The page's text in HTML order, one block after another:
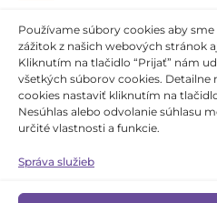
Používame súbory cookies aby sme
zážitok z našich webových stránok
Kliknutím na tlačidlo “Prijať” nám
všetkých súborov cookies.
cookies nastaviť kliknutím na
Nesúhlas alebo odvolanie súhlasu
určité vlastnosti a funkcie.
Správa služieb